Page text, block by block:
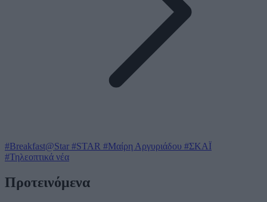
#Breakfast@Star #STAR #Μαίρη Αργυριάδου #ΣΚΑΪ
#Τηλεοπτικά νέα
Προτεινόμενα